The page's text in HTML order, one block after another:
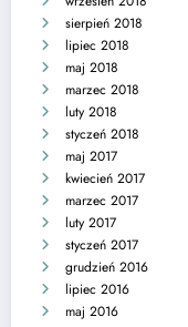
sierpień 2018
lipiec 2018
maj 2018
marzec 2018
luty 2018
styczeń 2018
maj 2017
kwiecień 2017
marzec 2017
luty 2017
styczeń 2017
grudzień 2016
lipiec 2016
maj 2016